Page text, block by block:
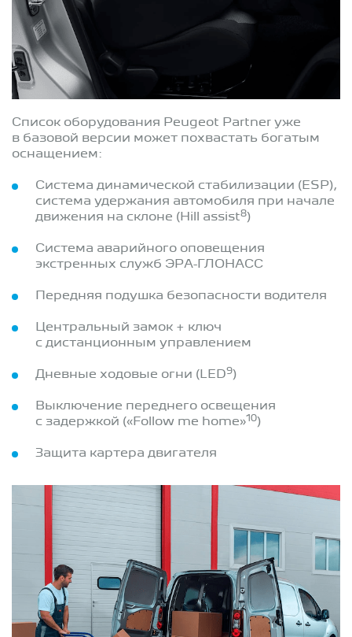
Список оборудования Peugeot Partner уже
в базовой версии может похвастать богатым
оснащением:
Система динамической стабилизации (ESP),
система удержания автомобиля при начале
движения на склоне (Hill assist8 )
Система аварийного оповещения
экстренных служб ЭРА-ГЛОНАСС
Передняя подушка безопасности водителя
Центральный замок + ключ
с дистанционным управлением
Дневные ходовые огни (LED9 )
Выключение переднего освещения
с задержкой («Follow me home»10 )
Защита картера двигателя